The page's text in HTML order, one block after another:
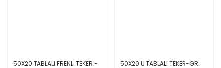
50X20 TABLALI FRENLİ TEKER -
50X20 U TABLALI TEKER-GRİ